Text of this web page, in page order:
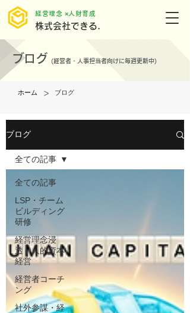
株式会社できる.
​経営理念 ×人財育成
ブログ (経営者・人事担当者向けに毎週更新中)
ホーム > ブログ
ブログ
全ての記事
LSP・チーム
ビルディング
研修
経営理念浸
透・人的資本
経営
経営者コーチ
ング
社外参謀・経
全ての記事